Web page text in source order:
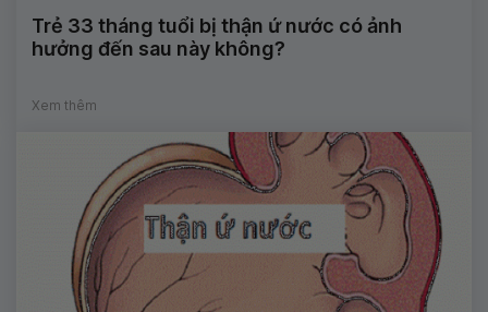
Trẻ 33 tháng tuổi bị thận ứ nước có ảnh
hưởng đến sau này không?
Xem thêm